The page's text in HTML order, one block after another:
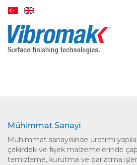
Mühimmat Sanayi
Mühimmat sanayisinde üretimi
çekirdek ve fişek malzemelerinde
temizleme, kurutma ve parlatma